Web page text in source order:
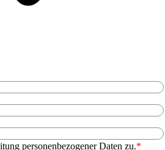
personenbezogener Daten zu.*